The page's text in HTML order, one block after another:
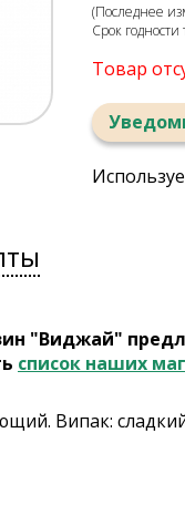
(Последнее
Срок
Товар
"Виджай"
список наших
Випак: